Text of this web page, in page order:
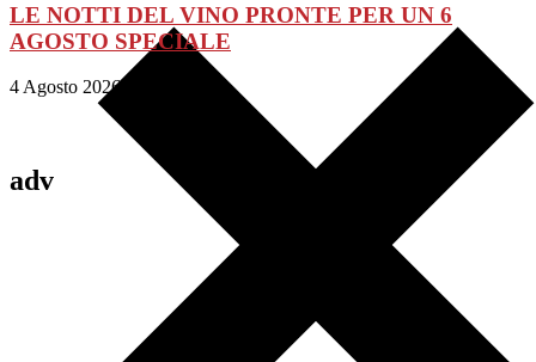
LE NOTTI DEL VINO PRONTE PER UN 6
AGOSTO SPECIALE
4 Agosto 2026
adv